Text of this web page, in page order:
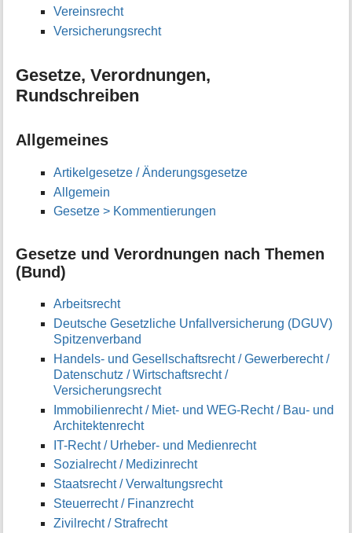
Vereinsrecht
Versicherungsrecht
Gesetze, Verordnungen,
Rundschreiben
Allgemeines
Artikelgesetze / Änderungsgesetze
Allgemein
Gesetze > Kommentierungen
Gesetze und Verordnungen nach Themen
(Bund)
Arbeitsrecht
Deutsche Gesetzliche Unfallversicherung (DGUV)
Spitzenverband
Handels- und Gesellschaftsrecht / Gewerberecht /
Datenschutz / Wirtschaftsrecht /
Versicherungsrecht
Immobilienrecht / Miet- und WEG-Recht / Bau- und
Architektenrecht
IT-Recht / Urheber- und Medienrecht
Sozialrecht / Medizinrecht
Staatsrecht / Verwaltungsrecht
Steuerrecht / Finanzrecht
Zivilrecht / Strafrecht